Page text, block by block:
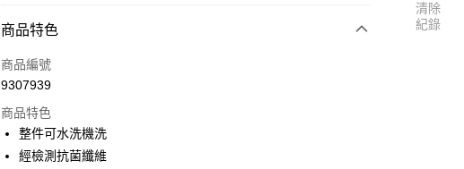
付款方式
信用卡一次付款
Apple Pay
悠遊付
商品特色
商品編號
9307939
商品特色
整件可水洗機洗
經檢測抗菌纖維
清除
紀錄